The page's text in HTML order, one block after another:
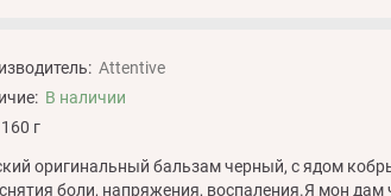
Attentive
В наличии
г
оригинальный бальзам черный, с ядом
боли, напряжения, воспаления.Я мон дам